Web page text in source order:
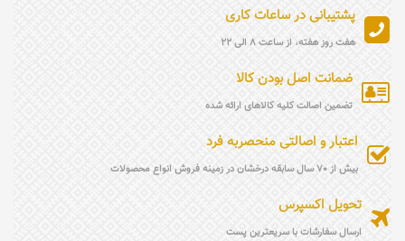
پشتیبانی در ساعات کاری
هفت روز هفته، از ساعت 8 الی 22
ضمانت اصل بودن کالا
تضمین اصالت کلیه کالاهای ارائه شده
اعتبار و اصالتی منحصربه فرد
بیش از 70 سال سابقه درخشان در زمینه فروش انواع محصولات
تحویل اکسپرس
ارسال سفارشات با سریعترین پست